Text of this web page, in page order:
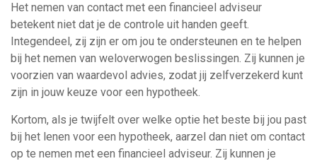
Het nemen van contact met een financieel adviseur
betekent niet dat je de controle uit handen geeft.
Integendeel, zij zijn er om jou te ondersteunen en te helpen
bij het nemen van weloverwogen beslissingen. Zij kunnen je
voorzien van waardevol advies, zodat jij zelfverzekerd kunt
zijn in jouw keuze voor een hypotheek.
Kortom, als je twijfelt over welke optie het beste bij jou past
bij het lenen voor een hypotheek, aarzel dan niet om contact
op te nemen met een financieel adviseur. Zij kunnen je